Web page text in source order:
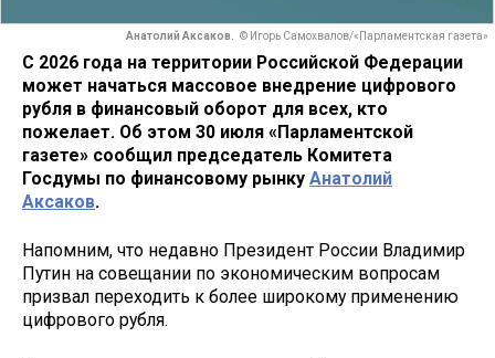
Анатолий Аксаков. © Игорь Самохвалов/«Парламентская газета»
С 2026 года на территории Российской Федерации
может начаться массовое внедрение цифрового
рубля в финансовый оборот для всех, кто
пожелает. Об этом 30 июля «Парламентской
газете» сообщил председатель Комитета
Госдумы по финансовому рынку Анатолий
Аксаков.
Напомним, что недавно Президент России Владимир
Путин на совещании по экономическим вопросам
призвал переходить к более широкому применению
цифрового рубля.